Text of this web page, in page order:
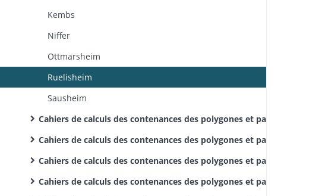
Kembs
Niffer
Ottmarsheim
Ruelisheim
Sausheim
Cahiers de calculs des contenances des polygones et parcelles : canton de Huningue
Cahiers de calculs des contenances des polygones et parcelles : canton de Kaysersberg
Cahiers de calculs des contenances des polygones et parcelles : canton de Landser
Cahiers de calculs des contenances des polygones et parcelles : canton de Lapoutroie